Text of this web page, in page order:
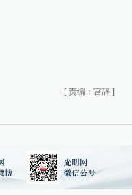
[ 责编：宫辞 ]